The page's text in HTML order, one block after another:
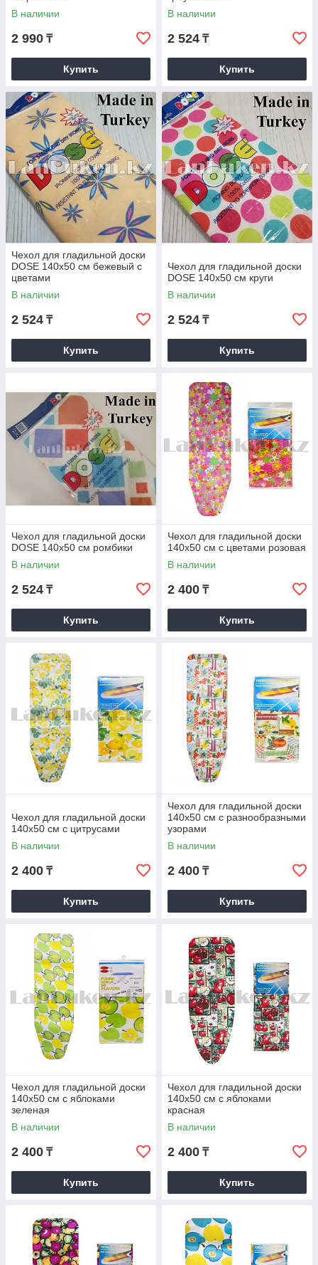
В наличии
2 990 ₸
Купить
В наличии
2 524 ₸
Купить
Чехол для гладильной доски
DOSE 140х50 см бежевый с
цветами
В наличии
2 524 ₸
Купить
Чехол для гладильной доски
DOSE 140х50 см круги
В наличии
2 524 ₸
Купить
Чехол для гладильной доски
DOSE 140х50 см ромбики
В наличии
2 524 ₸
Купить
Чехол для гладильной доски
140х50 см с цветами розовая
В наличии
2 400 ₸
Купить
Чехол для гладильной доски
140х50 см c цитрусами
В наличии
2 400 ₸
Купить
Чехол для гладильной доски
140х50 см с разнообразными
узорами
В наличии
2 400 ₸
Купить
Чехол для гладильной доски
140х50 см с яблоками
зеленая
В наличии
2 400 ₸
Купить
Чехол для гладильной доски
140х50 см с яблоками
красная
В наличии
2 400 ₸
Купить